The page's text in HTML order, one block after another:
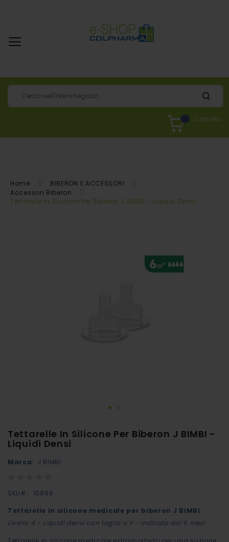
. .
Carrello
Home
BIBERON E ACCESSORI
Accessori Biberon
Tettarelle In Silicone Per Biberon J BIMBI - Liquidi Densi
Tettarelle In Silicone Per Biberon J BIMBI -
Liquidi Densi
Marca: J BIMBI
SKU
10896
Tettarelle in silicone medicale per biberon J BIMBI
Livello 4 - Liquidi densi con taglia a Y - indicato dai 6 mesi